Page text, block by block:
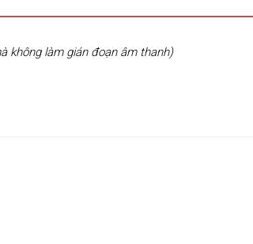
không làm gián đoạn âm thanh)